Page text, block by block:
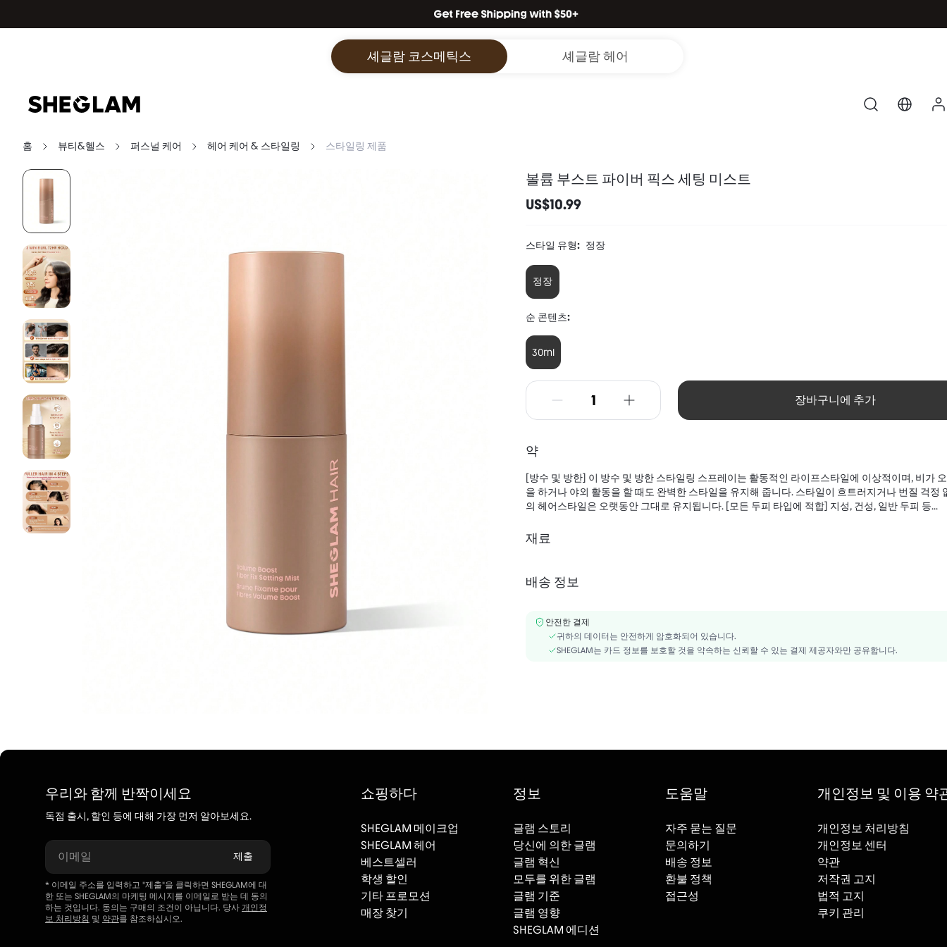
셰글람 코스메틱스 셰글람 헤어
홈 뷰티&헬스 퍼스널 케어 헤어 케어 & 스타일링 스타일링 제품
볼륨 부스트 파이버 픽스 세팅 미스트
US$10.99
스타일 유형: 정장
정장
순 콘텐츠:
30ml
장바구니에 추가
약
[방수 및 방한] 이 방수 및 방한 스타일링 스프레이는 활동적인 라이프스타일에 이상적이며, 비가
을 하거나 야외 활동을 할 때도 완벽한 스타일을 유지해 줍니다. 스타일이 흐트러지거나 번질 걱정
의 헤어스타일은 오랫동안 그대로 유지됩니다. [모든 두피 타입에 적합] 지성, 건성, 일반 두피 등...
재료
COPOLYMER, PHENOXYETHANOL, FRAGRANCE/PARFUM, HEXAMETHYLINDANOPYRAN,
배송 정보
안전한 결제
귀하의 데이터는 안전하게 암호화되어 있습니다.
SHEGLAM는 카드 정보를 보호할 것을 약속하는 신뢰할 수 있는 결제 제공자와만 공유합니다.
우리와 함께 반짝이세요
독점 출시, 할인 등에 대해 가장 먼저 알아보세요.
이메일 제출
* 이메일 주소를 입력하고 "제출"을 클릭하면 SHEGLAM에 대
한 또는 SHEGLAM의 마케팅 메시지를 이메일로 받는 데 동의
하는 것입니다. 동의는 구매의 조건이 아닙니다. 당사 개인정
보 처리방침 및 약관를 참조하십시오.
쇼핑하다
SHEGLAM 메이크업
SHEGLAM 헤어
베스트셀러
학생 할인
기타 프로모션
매장 찾기
정보
글램 스토리
당신에 의한 글램
글램 혁신
모두를 위한 글램
글램 기준
글램 영향
SHEGLAM 에디션
도움말
자주 묻는 질문
문의하기
배송 정보
환불 정책
접근성
개인정보 및 이용 약
개인정보 처리방침
개인정보 센터
약관
저작권 고지
법적 고지
쿠키 관리